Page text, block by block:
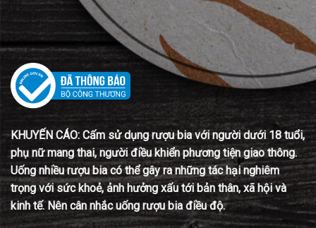
KHUYẾN CÁO: Cấm sử dụng rượu bia với người dưới 18 tuổi,
phụ nữ mang thai, người điều khiển phương tiện giao thông.
Uống nhiều rượu bia có thể gây ra những tác hại nghiêm
trọng với sức khoẻ, ảnh hưởng xấu tới bản thân, xã hội và
kinh tế. Nên cân nhắc uống rượu bia điều độ.